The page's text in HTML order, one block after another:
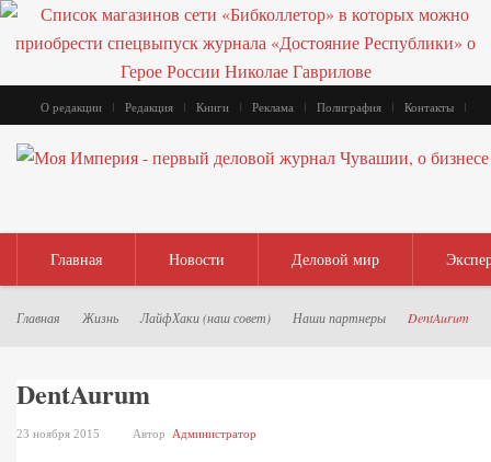
О редакции Редакция Книги Реклама Полиграфия Контакты
Главная Новости Деловой мир
Главная Жизнь ЛайфХаки (наш совет) Наши партнеры DentAurum
DentAurum
23 ноября 2015 Автор Администратор